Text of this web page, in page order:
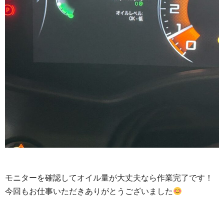
モニターを確認してオイル量が大丈夫なら作業完了です！
今回もお仕事いただきありがとうございました